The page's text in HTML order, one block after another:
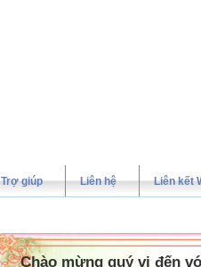
Trợ giúp Liên hệ Liên kết
Chào mừng quý vị đến